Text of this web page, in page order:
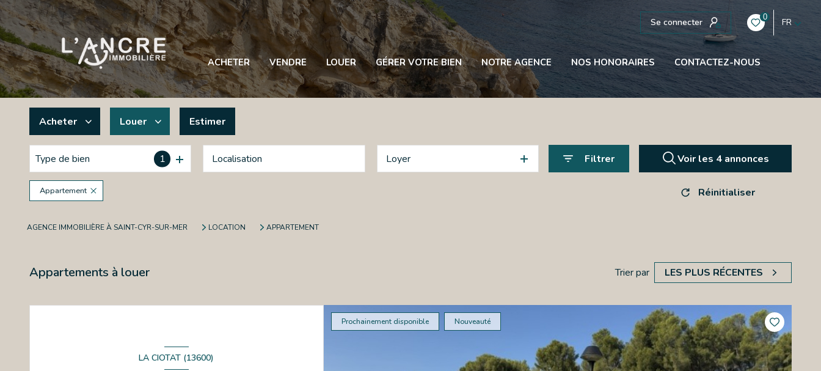
Se connecter 0 FR
ACHETER VENDRE LOUER GÉRER VOTRE BIEN NOTRE AGENCE NOS HONORAIRES CONTACTEZ-NOUS
Acheter
De l'ancien
De l'immo pro
Louer
à l'année
Estimer
Type de bien 1 Loyer Filtrer Voir les 4annonces
Appartement Réinitialiser
AGENCE IMMOBILIÈRE À SAINT-CYR-SUR-MER LOCATION APPARTEMENT
Appartements à louer Trier par LES PLUS RÉCENTES
Prochainement disponible Nouveauté
LA CIOTAT (13600)